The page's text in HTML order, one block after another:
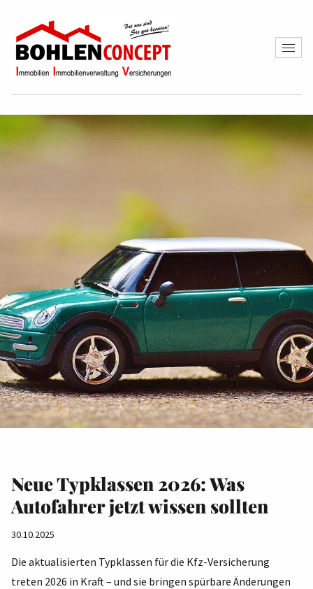
Neue Typklassen 2026: Was
Autofahrer jetzt wissen sollten
30.10.2025
Die aktualisierten Typklassen für die Kfz-Versicherung
treten 2026 in Kraft – und sie bringen spürbare Änderungen